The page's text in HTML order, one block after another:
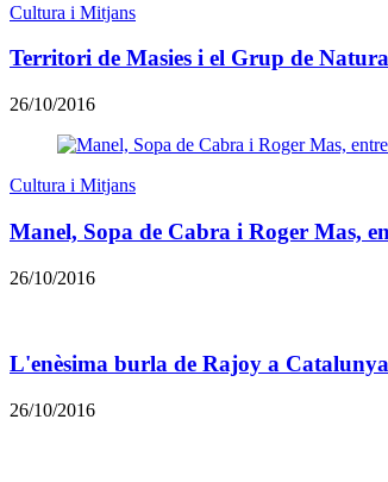
Cultura i Mitjans
Territori de Masies i el Grup de
26/10/2016
Cultura i Mitjans
Manel, Sopa de Cabra i Roger Mas,
26/10/2016
L'enèsima burla de Rajoy a Catalunya
26/10/2016